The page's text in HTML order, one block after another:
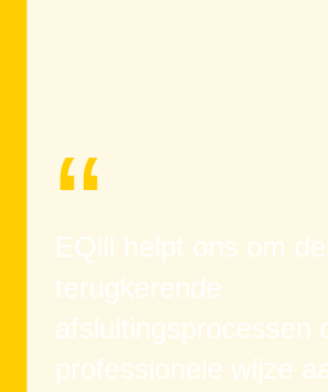
“
EQili helpt ons om
terugkerende
afsluitingsprocessen
professionele wijze